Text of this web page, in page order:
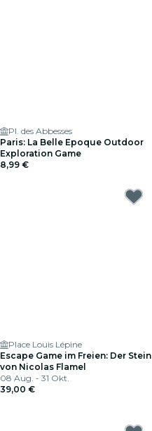
Pl. des Abbesses
Paris: La Belle Epoque Outdoor
Exploration Game
8,99 €
Place Louis Lépine
Escape Game im Freien: Der Stein
von Nicolas Flamel
08 Aug. - 31 Okt.
39,00 €